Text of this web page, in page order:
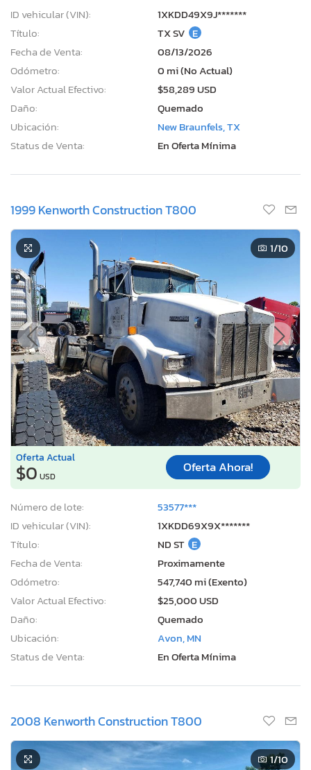
ID vehicular (VIN):
1XKDD49X9J*******
Título:
TX SV E
Fecha de Venta:
08/13/2026
Odómetro:
0 mi (No Actual)
Valor Actual Efectivo:
$58,289 USD
Daño:
Quemado
Ubicación:
New Braunfels, TX
Status de Venta:
En Oferta Mínima
1999 Kenworth Construction T800
1/10
Oferta Actual
$0 USD
Oferta Ahora!
Número de lote:
53577***
ID vehicular (VIN):
1XKDD69X9X*******
Título:
ND ST E
Fecha de Venta:
Proximamente
Odómetro:
547,740 mi (Exento)
Valor Actual Efectivo:
$25,000 USD
Daño:
Quemado
Ubicación:
Avon, MN
Status de Venta:
En Oferta Mínima
2008 Kenworth Construction T800
1/10